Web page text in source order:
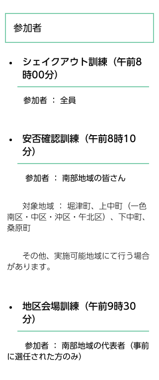
参加者
シェイクアウト訓練（午前8
時00分）
参加者 ： 全員
安否確認訓練（午前8時10
分）
参加者 ： 南部地域の皆さん
対象地域 ： 堀津町、上中町（一色
南区・中区・沖区・午北区）、下中町、
桑原町
その他、実施可能地域にて行う場合
があります。
地区会場訓練（午前9時30
分）
参加者 ： 南部地域の代表者（事前
に選任された方のみ）